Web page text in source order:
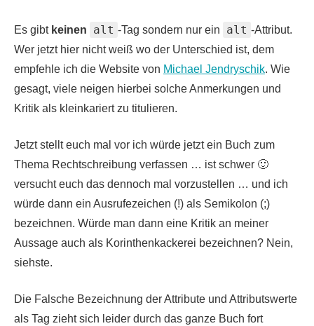
Es gibt keinen alt -Tag sondern nur ein alt -Attribut.
Wer jetzt hier nicht weiß wo der Unterschied ist, dem
empfehle ich die Website von Michael Jendryschik. Wie
gesagt, viele neigen hierbei solche Anmerkungen und
Kritik als kleinkariert zu titulieren.
Jetzt stellt euch mal vor ich würde jetzt ein Buch zum
Thema Rechtschreibung verfassen … ist schwer 🙂
versucht euch das dennoch mal vorzustellen … und ich
würde dann ein Ausrufezeichen (!) als Semikolon (;)
bezeichnen. Würde man dann eine Kritik an meiner
Aussage auch als Korinthenkackerei bezeichnen? Nein,
siehste.
Die Falsche Bezeichnung der Attribute und Attributswerte
als Tag zieht sich leider durch das ganze Buch fort